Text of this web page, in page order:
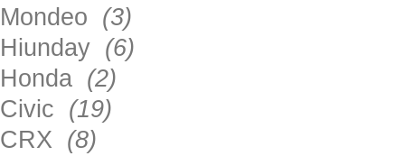
Mondeo (3)
Hiunday (6)
Honda (2)
Civic (19)
CRX (8)